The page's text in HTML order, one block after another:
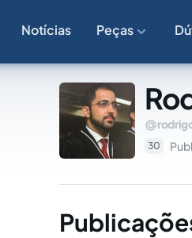
Notícias Peças
30